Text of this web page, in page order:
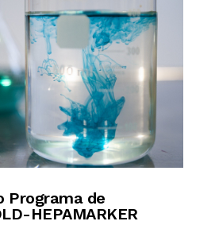
Programa de
HEPAMARKER